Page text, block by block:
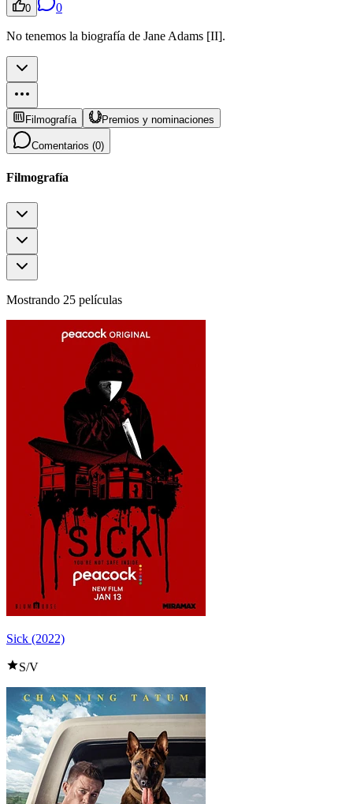
0 0
No tenemos la biografía de Jane Adams [II].
Filmografía Premios y nominaciones
Comentarios (0)
Filmografía
Mostrando 25 películas
Sick (2022)
S/V